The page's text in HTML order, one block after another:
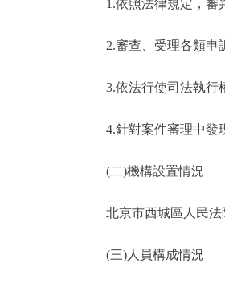
1.依照法律規定，審判
2.審查、受理各類申訴
3.依法行使司法執行權
4.針對案件審理中發現
(二)機構設置情況
北京市西城區人民法院
(三)人員構成情況